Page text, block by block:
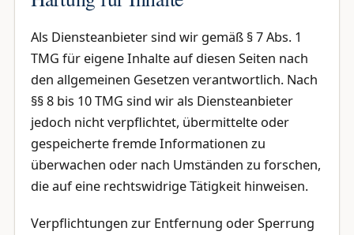
Als Diensteanbieter sind wir gemäß § 7 Abs. 1
TMG für eigene Inhalte auf diesen Seiten nach
den allgemeinen Gesetzen verantwortlich. Nach
§§ 8 bis 10 TMG sind wir als Diensteanbieter
jedoch nicht verpflichtet, übermittelte oder
gespeicherte fremde Informationen zu
überwachen oder nach Umständen zu forschen,
die auf eine rechtswidrige Tätigkeit hinweisen.
Verpflichtungen zur Entfernung oder Sperrung